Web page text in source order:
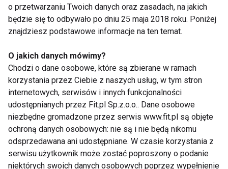
oraz regulacji gospodarki hormonalnej. Zabiegi
wodne, takie jak kąpiele siarczkowe i jacuzzi,
wspomagają regenerację i poprawiają
właściwości leczniczych siarki, łagodzi dolegliwości
skórne i reumatyczne oraz poprawia ogólny stan
zdrowia.
W hotelu dostępna jest także kriokomora, gdzie
terapia krioterapii polega na intensywnym
wychłodzeniu ciała, co poprawia wydolność
fizyczną, przyspiesza metabolizm i spalanie tkanki
o przetwarzaniu Twoich danych oraz zasadach, na jakich
będzie się to odbywało po dniu 25 maja 2018 roku. Poniżej
znajdziesz podstawowe informacje na ten temat.
O jakich danych mówimy?
Chodzi o dane osobowe, które są zbierane w ramach
korzystania przez Ciebie z naszych usług, w tym stron
internetowych, serwisów i innych funkcjonalności
udostępnianych przez Fit.pl Sp.z.o.o.. Dane osobowe
niezbędne gromadzone przez serwis www.fit.pl są objęte
ochroną danych osobowych: nie są i nie będą nikomu
odsprzedawana ani udostępniane. W czasie korzystania z
serwisu użytkownik może zostać poproszony o podanie
niektórych swoich danych osobowych poprzez wypełnienie